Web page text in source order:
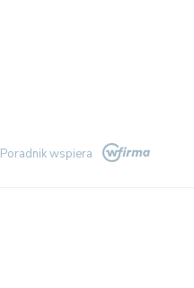
Poradnik wspiera